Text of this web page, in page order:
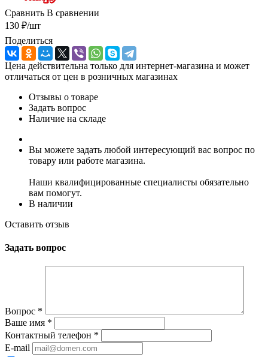
Сравнить В сравнении
130 ₽/шт
Поделиться
Цена действительна только для интернет-магазина и может
отличаться от цен в розничных магазинах
Отзывы о товаре
Задать вопрос
Наличие на складе
Вы можете задать любой интересующий вас вопрос по
товару или работе магазина.
Наши квалифицированные специалисты обязательно
вам помогут.
В наличии
Оставить отзыв
Задать вопрос
Вопрос *
Ваше имя *
Контактный телефон *
E-mail